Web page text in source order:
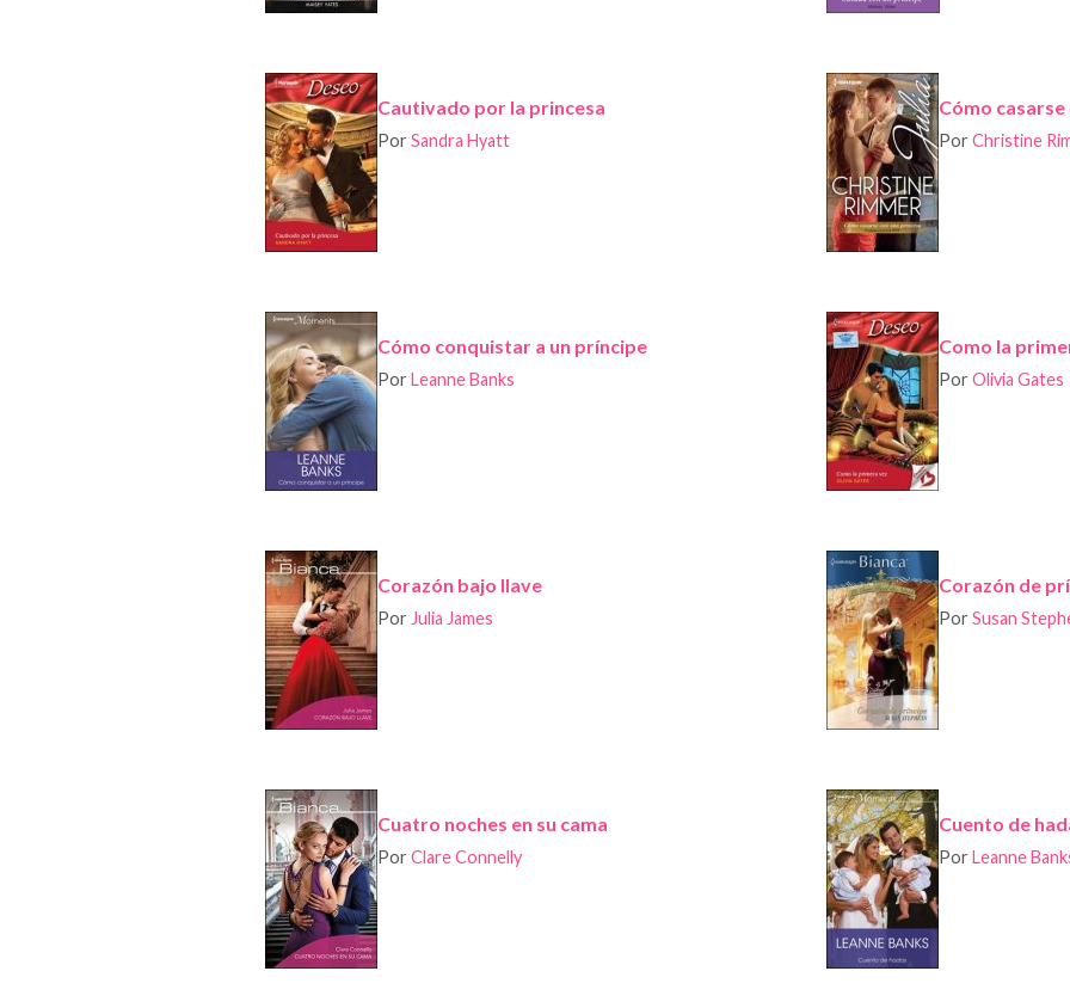
Cautivado por la princesa
Por Sandra Hyatt
Cómo
Por Christine
Cómo conquistar a un príncipe
Por Leanne Banks
Como la
Por Olivia Gates
Corazón bajo llave
Por Julia James
Corazón de
Por Susan
Cuatro noches en su cama
Por Clare Connelly
Cuento de
Por Leanne